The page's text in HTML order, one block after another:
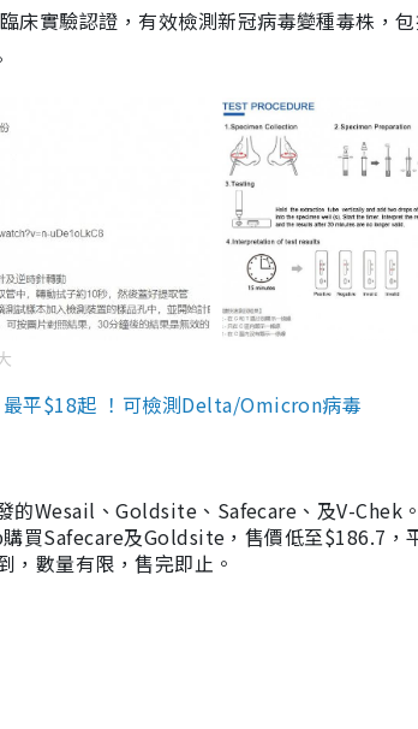
床實驗認證，有效檢測新冠病毒變種毒株，
平$18起 ！可檢測Delta/Omicron病毒
的Wesail、Goldsite、Safecare、及V-Chek
買Safecare及Goldsite，售價低至$186.7，
，數量有限，售完即止。